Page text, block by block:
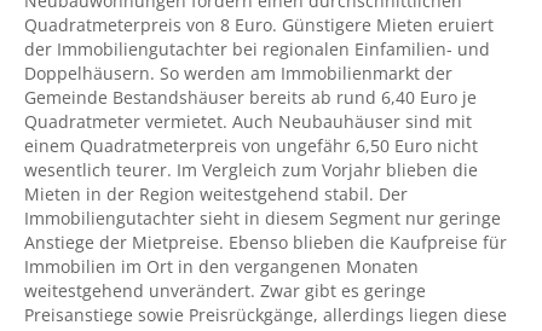
Quadratmeterpreis von 8 Euro. Günstigere Mieten eruiert
der Immobiliengutachter bei regionalen Einfamilien- und
Doppelhäusern. So werden am Immobilienmarkt der
Gemeinde Bestandshäuser bereits ab rund 6,40 Euro je
Quadratmeter vermietet. Auch Neubauhäuser sind mit
einem Quadratmeterpreis von ungefähr 6,50 Euro nicht
wesentlich teurer. Im Vergleich zum Vorjahr blieben die
Mieten in der Region weitestgehend stabil. Der
Immobiliengutachter sieht in diesem Segment nur geringe
Anstiege der Mietpreise. Ebenso blieben die Kaufpreise für
Immobilien im Ort in den vergangenen Monaten
weitestgehend unverändert. Zwar gibt es geringe
Preisanstiege sowie Preisrückgänge, allerdings liegen diese